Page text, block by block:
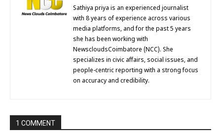
Sathiya priya is an experienced journalist
with 8 years of experience across various
media platforms, and for the past 5 years
she has been working with
NewscloudsCoimbatore (NCC). She
specializes in civic affairs, social issues, and
people-centric reporting with a strong focus
on accuracy and credibility.
1 COMMENT